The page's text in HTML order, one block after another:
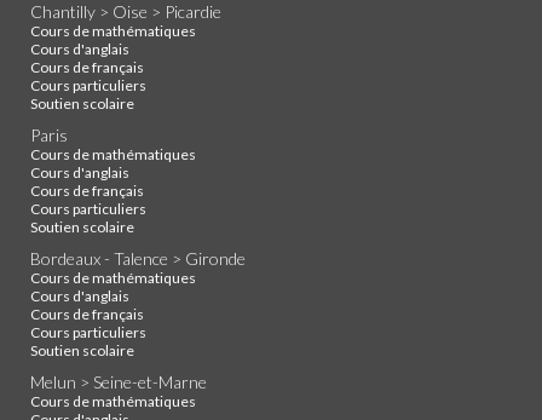
Chantilly > Oise > Picardie
Cours de mathématiques
Cours d'anglais
Cours de français
Cours particuliers
Soutien scolaire
Paris
Cours de mathématiques
Cours d'anglais
Cours de français
Cours particuliers
Soutien scolaire
Bordeaux - Talence > Gironde
Cours de mathématiques
Cours d'anglais
Cours de français
Cours particuliers
Soutien scolaire
Melun > Seine-et-Marne
Cours de mathématiques